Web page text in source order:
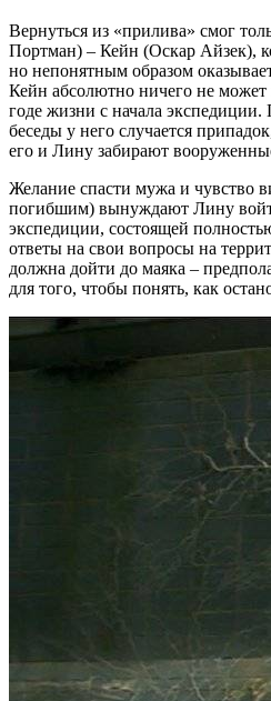
Вернуться из «прилива» смог
Портман) – Кейн (Оскар Айзек),
но непонятным образом
Кейн абсолютно ничего не
годе жизни с начала
беседы у него случается
его и Лину забирают
Желание спасти мужа и чувство
погибшим) вынуждают Лину
экспедиции, состоящей
ответы на свои вопросы на
должна дойти до маяка –
для того, чтобы понять, как